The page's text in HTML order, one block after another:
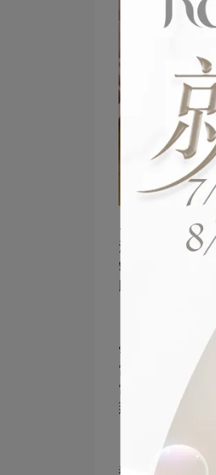
💕盛放自己 寵愛
活動時間：3/3-3/
❗單筆消費滿 $999❗
🌸讓自己閃耀盛
當陽光輕灑 映出
當微風拂過 帶來
那一刻您值得所